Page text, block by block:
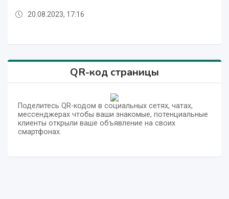
20.08.2023, 17:16
QR-код страницы
Поделитесь QR-кодом в социальных сетях, чатах,
мессенджерах чтобы ваши знакомые, потенциальные
клиенты открыли ваше объявление на своих
смартфонах.